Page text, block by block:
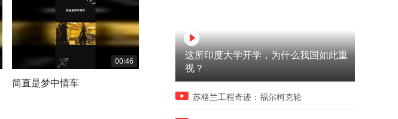
00:46
简直是梦中情车
00:57
大鹏给杨幂整不会了 这时候的渣渣辉还是个龙套
这所印度大学开学，为什么我国如此重
视？
苏格兰工程奇迹：福尔柯克轮